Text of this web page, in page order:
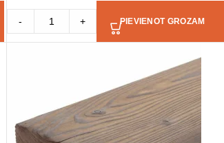
- + PIEVIENOT GROZAM